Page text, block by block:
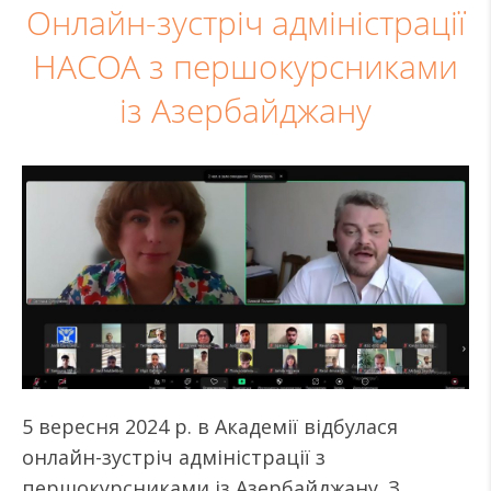
Онлайн-зустріч адміністрації
НАСОА з першокурсниками
із Азербайджану
5 вересня 2024 р. в Академії відбулася
онлайн-зустріч адміністрації з